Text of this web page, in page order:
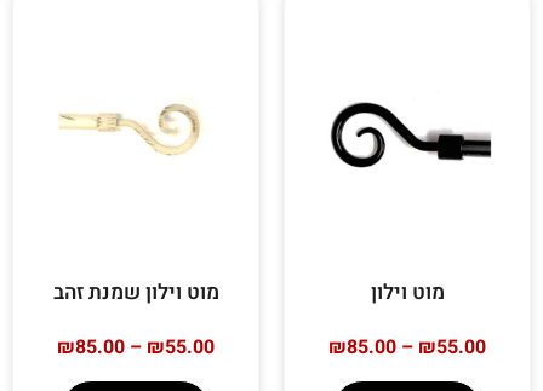
מוט וילון
₪55.00
–
₪85.00
מוט וילון שמנת זהב
₪55.00
–
₪85.00